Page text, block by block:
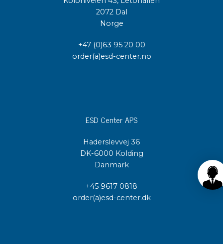
2072 Dal
Norge
+47 (0)63 95 20 00
order(a)esd-center.no
ESD Center APS
Haderslevvej 36
DK-6000 Kolding
Danmark
+45 9617 0818
order(a)esd-center.dk